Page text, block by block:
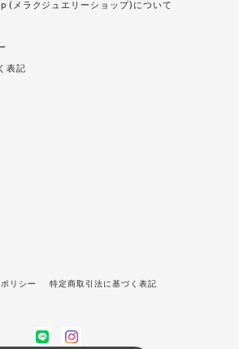
メラクジュエリーショップ)について
表記
リシー 特定商取引法に基づく表記